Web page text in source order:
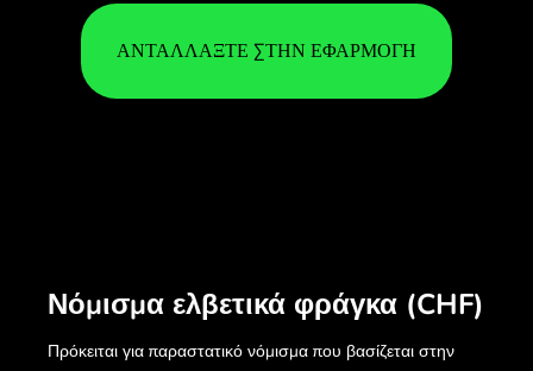
ΑΝΤΑΛΛΆΞΤΕ ΣΤΗΝ ΕΦΑΡΜΟΓΉ
Νόμισμα ελβετικά φράγκα (CHF)
Πρόκειται για παραστατικό νόμισμα που βασίζεται στην